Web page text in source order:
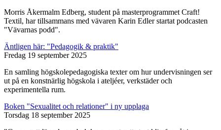
Morris Åkermalm Edberg, student på masterprogrammet Craft!
Textil, har tillsammans med vävaren Karin Edler startat podcasten
"Vävarnas podd".
Äntligen här: "Pedagogik & praktik"
Fredag 19 september 2025
En samling högskolepedagogiska texter om hur undervisningen ser
ut på en konstnärlig högskola i ateljéer, verkstäder och
experimentella rum.
Boken "Sexualitet och relationer" i ny upplaga
Torsdag 18 september 2025